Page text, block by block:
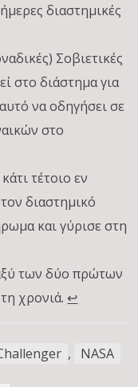
διαστημικές
Σοβιετικές
στο διάστημα για
να οδηγήσει σε
στο
τέτοιο εν
διαστημικό
και γύρισε στη
των δύο πρώτων
χρονιά. ↩︎
, NASA